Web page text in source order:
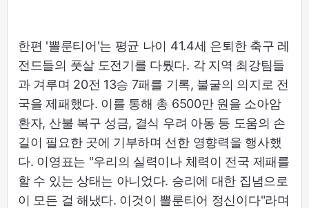
한편 '뽈룬티어'는 평균 나이 41.4세 은퇴한 축구 레
전드들의 풋살 도전기를 다뤘다. 각 지역 최강팀들
과 겨루며 20전 13승 7패를 기록, 불굴의 의지로 전
국을 제패했다. 이를 통해 총 6500만 원을 소아암
환자, 산불 복구 성금, 결식 우려 아동 등 도움의 손
길이 필요한 곳에 기부하며 선한 영향력을 행사했
다. 이영표는 "우리의 실력이나 체력이 전국 제패를
할 수 있는 상태는 아니었다. 승리에 대한 집념으로
이 모든 걸 해냈다. 이것이 뽈룬티어 정신이다"라며